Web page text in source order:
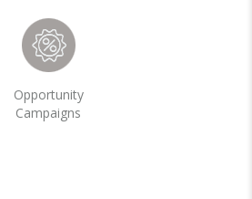
Opportunity
Campaigns